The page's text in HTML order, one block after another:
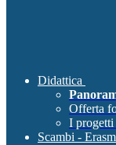
Didattica
Offerta
I progetti
Scambi -